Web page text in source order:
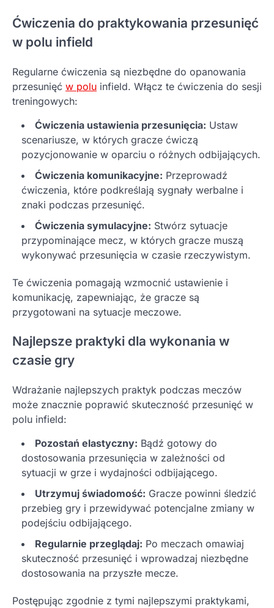
Ćwiczenia do praktykowania przesunięć
w polu infield
Regularne ćwiczenia są niezbędne do opanowania
przesunięć w polu infield. Włącz te ćwiczenia do sesji
treningowych:
Ćwiczenia ustawienia przesunięcia: Ustaw
scenariusze, w których gracze ćwiczą
pozycjonowanie w oparciu o różnych odbijających.
Ćwiczenia komunikacyjne: Przeprowadź
ćwiczenia, które podkreślają sygnały werbalne i
znaki podczas przesunięć.
Ćwiczenia symulacyjne: Stwórz sytuacje
przypominające mecz, w których gracze muszą
wykonywać przesunięcia w czasie rzeczywistym.
Te ćwiczenia pomagają wzmocnić ustawienie i
komunikację, zapewniając, że gracze są
przygotowani na sytuacje meczowe.
Najlepsze praktyki dla wykonania w
czasie gry
Wdrażanie najlepszych praktyk podczas meczów
może znacznie poprawić skuteczność przesunięć w
polu infield:
Pozostań elastyczny: Bądź gotowy do
dostosowania przesunięcia w zależności od
sytuacji w grze i wydajności odbijającego.
Utrzymuj świadomość: Gracze powinni śledzić
przebieg gry i przewidywać potencjalne zmiany w
podejściu odbijającego.
Regularnie przeglądaj: Po meczach omawiaj
skuteczność przesunięć i wprowadzaj niezbędne
dostosowania na przyszłe mecze.
Postępując zgodnie z tymi najlepszymi praktykami,